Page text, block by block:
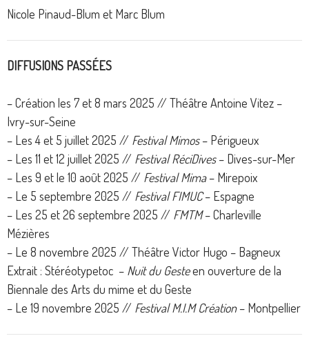
Nicole Pinaud-Blum et Marc Blum
DIFFUSIONS PASSÉES
– Création les 7 et 8 mars 2025 // Théâtre Antoine Vitez –
Ivry-sur-Seine
– Les 4 et 5 juillet 2025 // Festival Mimos– Périgueux
– Les 11 et 12 juillet 2025 // Festival RéciDives– Dives-sur-Mer
– Les 9 et le 10 août 2025 // Festival Mima– Mirepoix
– Le 5 septembre 2025 // Festival FIMUC– Espagne
– Les 25 et 26 septembre 2025 // FMTM– Charleville
Mézières
– Le 8 novembre 2025 // Théâtre Victor Hugo – Bagneux
Extrait : Stéréotypetoc – Nuit du Gesteen ouverture de la
Biennale des Arts du mime et du Geste
– Le 19 novembre 2025 // Festival M.I.M Création– Montpellier